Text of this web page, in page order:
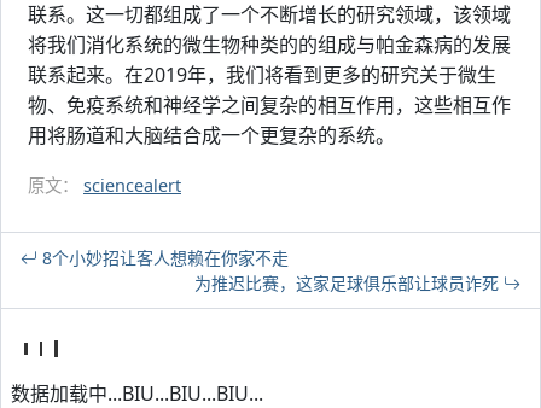
联系。这一切都组成了一个不断增长的研究领域，该领域
将我们消化系统的微生物种类的的组成与帕金森病的发展
联系起来。在2019年，我们将看到更多的研究关于微生
物、免疫系统和神经学之间复杂的相互作用，这些相互作
用将肠道和大脑结合成一个更复杂的系统。
原文： sciencealert
8个小妙招让客人想赖在你家不走
为推迟比赛，这家足球俱乐部让球员诈死
数据加载中...BIU...BIU...BIU...